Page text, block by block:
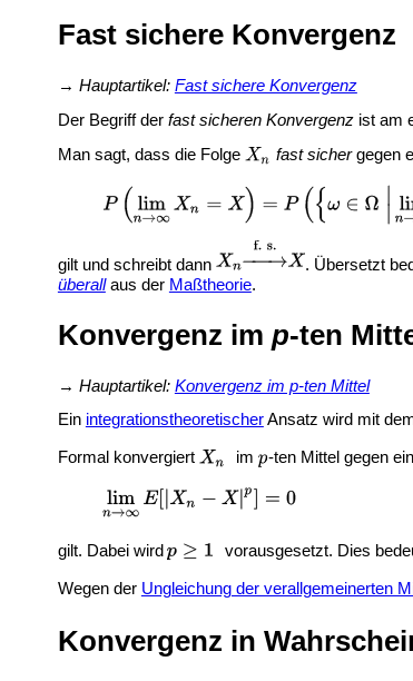
Fast sichere Konvergenz
→ Hauptartikel: Fast sichere Konvergenz
Der Begriff der fast sicheren Konvergenzist am
Man sagt, dass die Folge
fast sichergegen
gilt und schreibt dann . Übersetzt
überallaus der Maßtheorie.
Konvergenz im p-ten
→ Hauptartikel: Konvergenz im p-ten Mittel
Ein integrationstheoretischerAnsatz wird mit
Formal konvergiert im -ten Mittel gegen
gilt. Dabei wird vorausgesetzt. Dies
Wegen der Ungleichung der verallgemeinerten
Konvergenz in